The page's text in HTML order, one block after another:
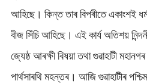
আহিছে। কিন্ত তাৰ বিপৰীতে একাংশই
বীজ সিঁচি আহিছে। এই কার্য অতিশয়
জ্যেষ্ঠ আৰক্ষী বিষয়া তথা গুৱাহাটী
পাৰ্থসাৰথি মহন্তৰ। আজি গুৱাহাটীৰ